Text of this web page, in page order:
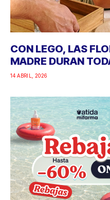
CON LEGO, LAS
MADRE DURAN
14 ABRIL, 2026